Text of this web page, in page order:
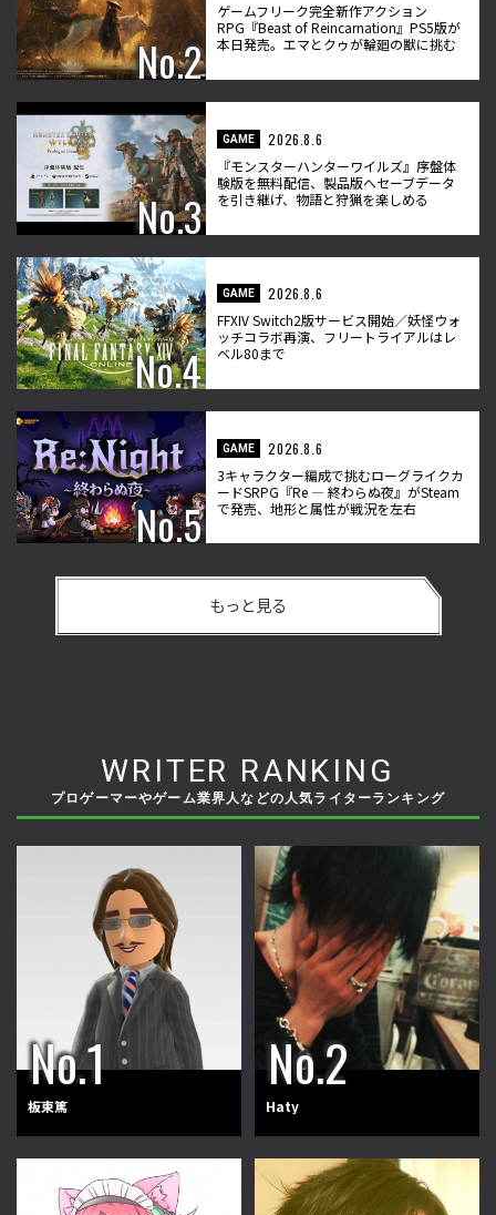
ゲームフリーク完全新作アクション
RPG『Beast of Reincarnation』PS5版が
本日発売。エマとクゥが輪廻の獣に挑む
GAME
2026.8.6
『モンスターハンターワイルズ』序盤体
験版を無料配信、製品版へセーブデータ
を引き継げ、物語と狩猟を楽しめる
GAME
2026.8.6
FFXIV Switch2版サービス開始／妖怪ウォ
ッチコラボ再演、フリートライアルはレ
ベル80まで
GAME
2026.8.6
3キャラクター編成で挑むローグライクカ
ードSRPG『Re ― 終わらぬ夜』がSteam
で発売、地形と属性が戦況を左右
もっと見る
WRITER RANKING
プロゲーマーやゲーム業界人などの人気ライターランキング
板東篤 Haty